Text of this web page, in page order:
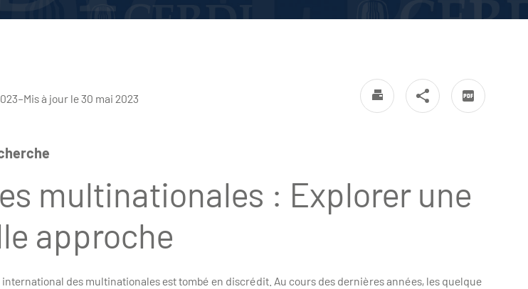
–Mis à jour le 30 mai 2023
multinationales : Explorer une
approche
des multinationales est tombé en discrédit. Au cours des dernières années, les quelque